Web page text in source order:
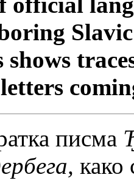
shows
писма
како